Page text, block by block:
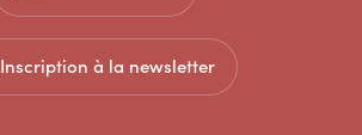
Inscription à la newsletter